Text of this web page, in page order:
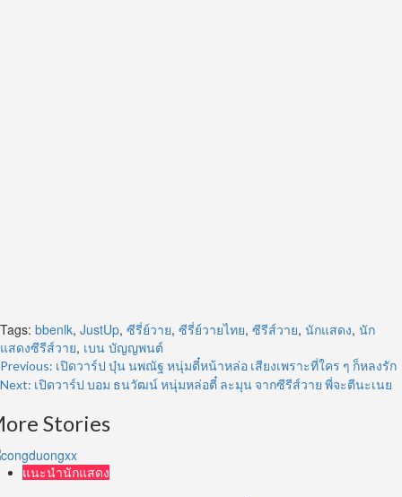
Tags: bbenlk, JustUp, ซีรี่ย์วาย, ซีรี่ย์วายไทย, ซีรีส์วาย, นักแสดง, นัก
แสดงซีรีส์วาย, เบน บัญญพนต์
Post
navigation
Previous: เปิดวาร์ป บุ๋น นพณัฐ หนุ่มตี๋หน้าหล่อ เสียงเพราะที่ใคร ๆ ก็หลงรัก
Next: เปิดวาร์ป บอม ธนวัฒน์ หนุ่มหล่อตี๋ ละมุน จากซีรีส์วาย พี่จะตีนะเนย
Stories
แนะนำนักแสดง